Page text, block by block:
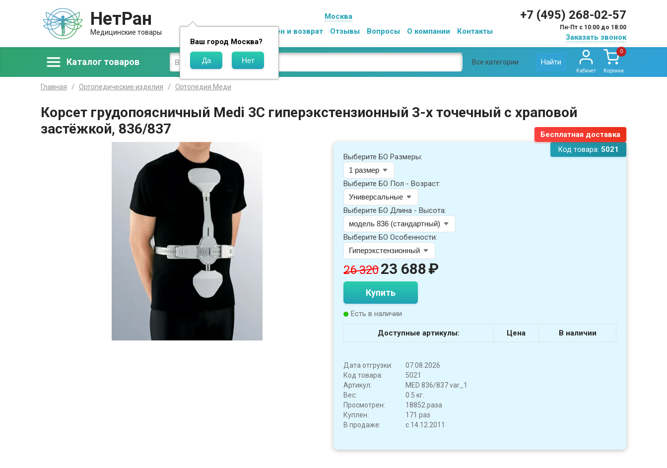
НетРан
Медицинские товары
Москва
Ваш город Москва?
Обмен и возврат Отзывы Вопросы О компании Контакты
+7 (495) 268-02-57
Пн-Пт с 10:00 до 18:00
Заказать звонок
Каталог товаров Все категории Найти
Кабинет
0
Корзина
Главная Ортопедические изделия Ортопедия Меди
Корсет грудопоясничный Medi 3C гиперэкстензионный 3-х точечный с храповой
застёжкой, 836/837
Код товара: 5021
Бесплатная доставка
Выберите БО Размеры:
Выберите БО Пол - Возраст:
Выберите БО Длина - Высота:
Выберите БО Особенности:
26 32023 688₽
Купить
Есть в наличии
Доступные артикулы: Цена В наличии
Дата отгрузки:
07.08.2026
Код товара:
5021
Артикул:
MED 836/837 var_1
Вес:
0.5 кг.
Просмотрен:
18852 раза
Куплен:
171 раз
В продаже:
с 14.12.2011